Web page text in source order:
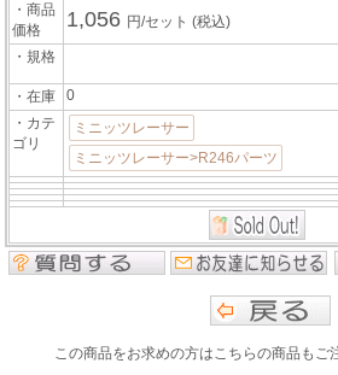
・商品
価格
1,056 円/セット(税込)
・規格
・在庫
0
・カテ
ゴリ
ミニッツレーサー
ミニッツレーサー>R246パーツ
この商品をお求めの方はこちらの商品もご